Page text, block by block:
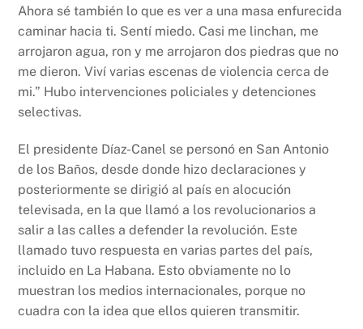
Ahora sé también lo que es ver a una masa enfurecida
caminar hacia ti. Sentí miedo. Casi me linchan, me
arrojaron agua, ron y me arrojaron dos piedras que no
me dieron. Viví varias escenas de violencia cerca de
mi.” Hubo intervenciones policiales y detenciones
selectivas.
El presidente Díaz-Canel se personó en San Antonio
de los Baños, desde donde hizo declaraciones y
posteriormente se dirigió al país en alocución
televisada, en la que llamó a los revolucionarios a
salir a las calles a defender la revolución. Este
llamado tuvo respuesta en varias partes del país,
incluido en La Habana. Esto obviamente no lo
muestran los medios internacionales, porque no
cuadra con la idea que ellos quieren transmitir.